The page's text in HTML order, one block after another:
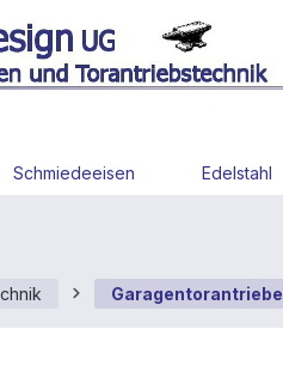
Schmiedeeisen Edelstahl
Garagentorantriebe